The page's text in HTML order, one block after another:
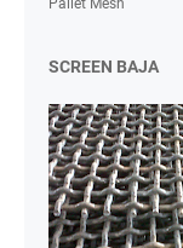
Pallet Mesh
SCREEN BAJA